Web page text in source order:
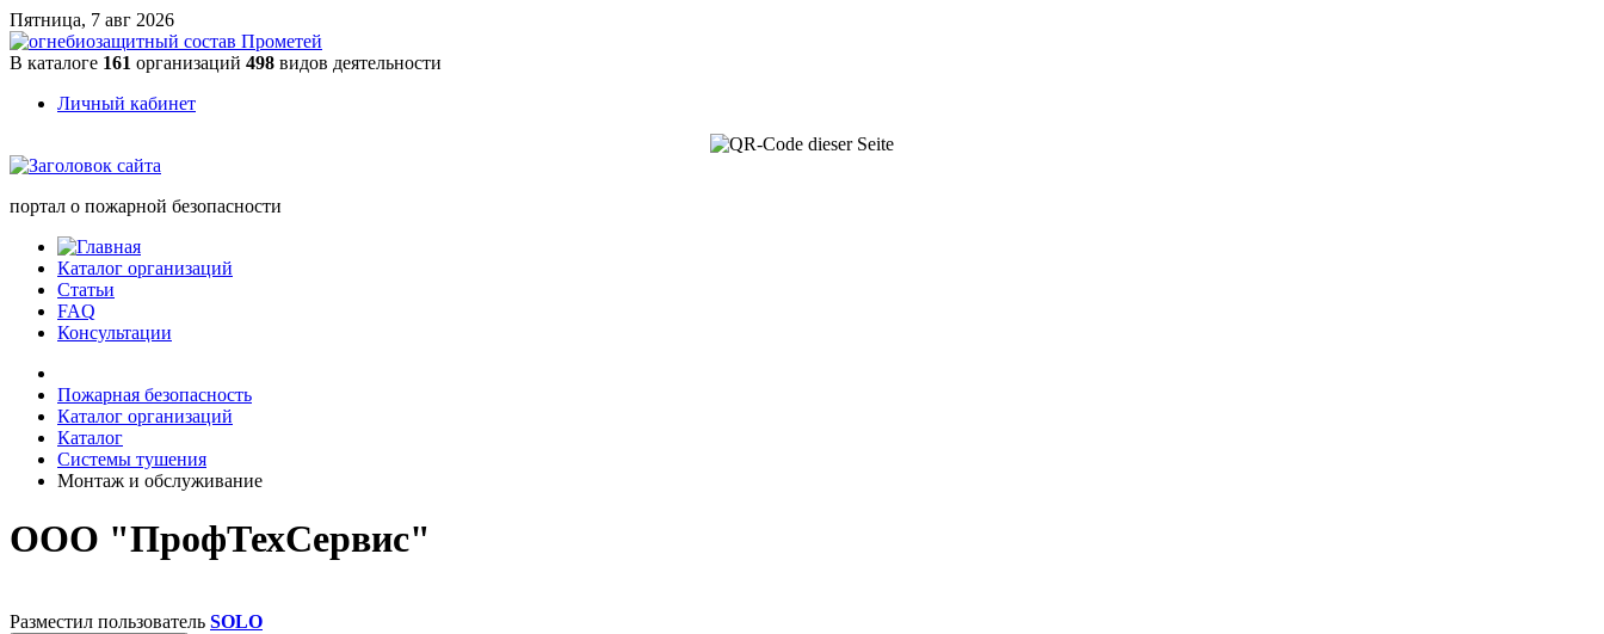
Пятница, 7 авг 2026
В каталоге 161 организаций 498 видов деятельности
Личный кабинет
портал о пожарной безопасности
Каталог организаций
Статьи
FAQ
Консультации
Пожарная безопасность
Каталог организаций
Каталог
Системы тушения
Монтаж и обслуживание
ООО "ПрофТехСервис"
Разместил пользователь SOLO